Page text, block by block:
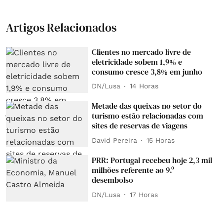
Artigos Relacionados
Clientes no mercado livre de
eletricidade sobem 1,9% e
consumo cresce 3,8% em junho
DN/Lusa 14 Horas
Metade das queixas no setor do
turismo estão relacionadas com
sites de reservas de viagens
David Pereira 15 Horas
PRR: Portugal recebeu hoje 2,3 mil
milhões referente ao 9.º
desembolso
DN/Lusa 17 Horas